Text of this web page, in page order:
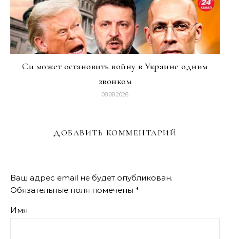
Си может остановить войну в Украине одним
звонком
08.08.2026
ДОБАВИТЬ КОММЕНТАРИЙ
Ваш адрес email не будет опубликован.
Обязательные поля помечены *
Имя